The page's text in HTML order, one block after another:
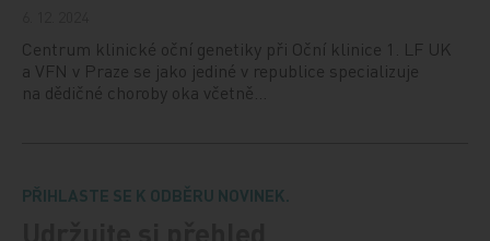
Centrum klinické oční genetiky při Oční klinice 1. LF UK
a VFN v Praze se jako jediné v republice specializuje
na dědičné choroby oka včetně…
PŘIHLASTE SE K ODBĚRU NOVINEK.